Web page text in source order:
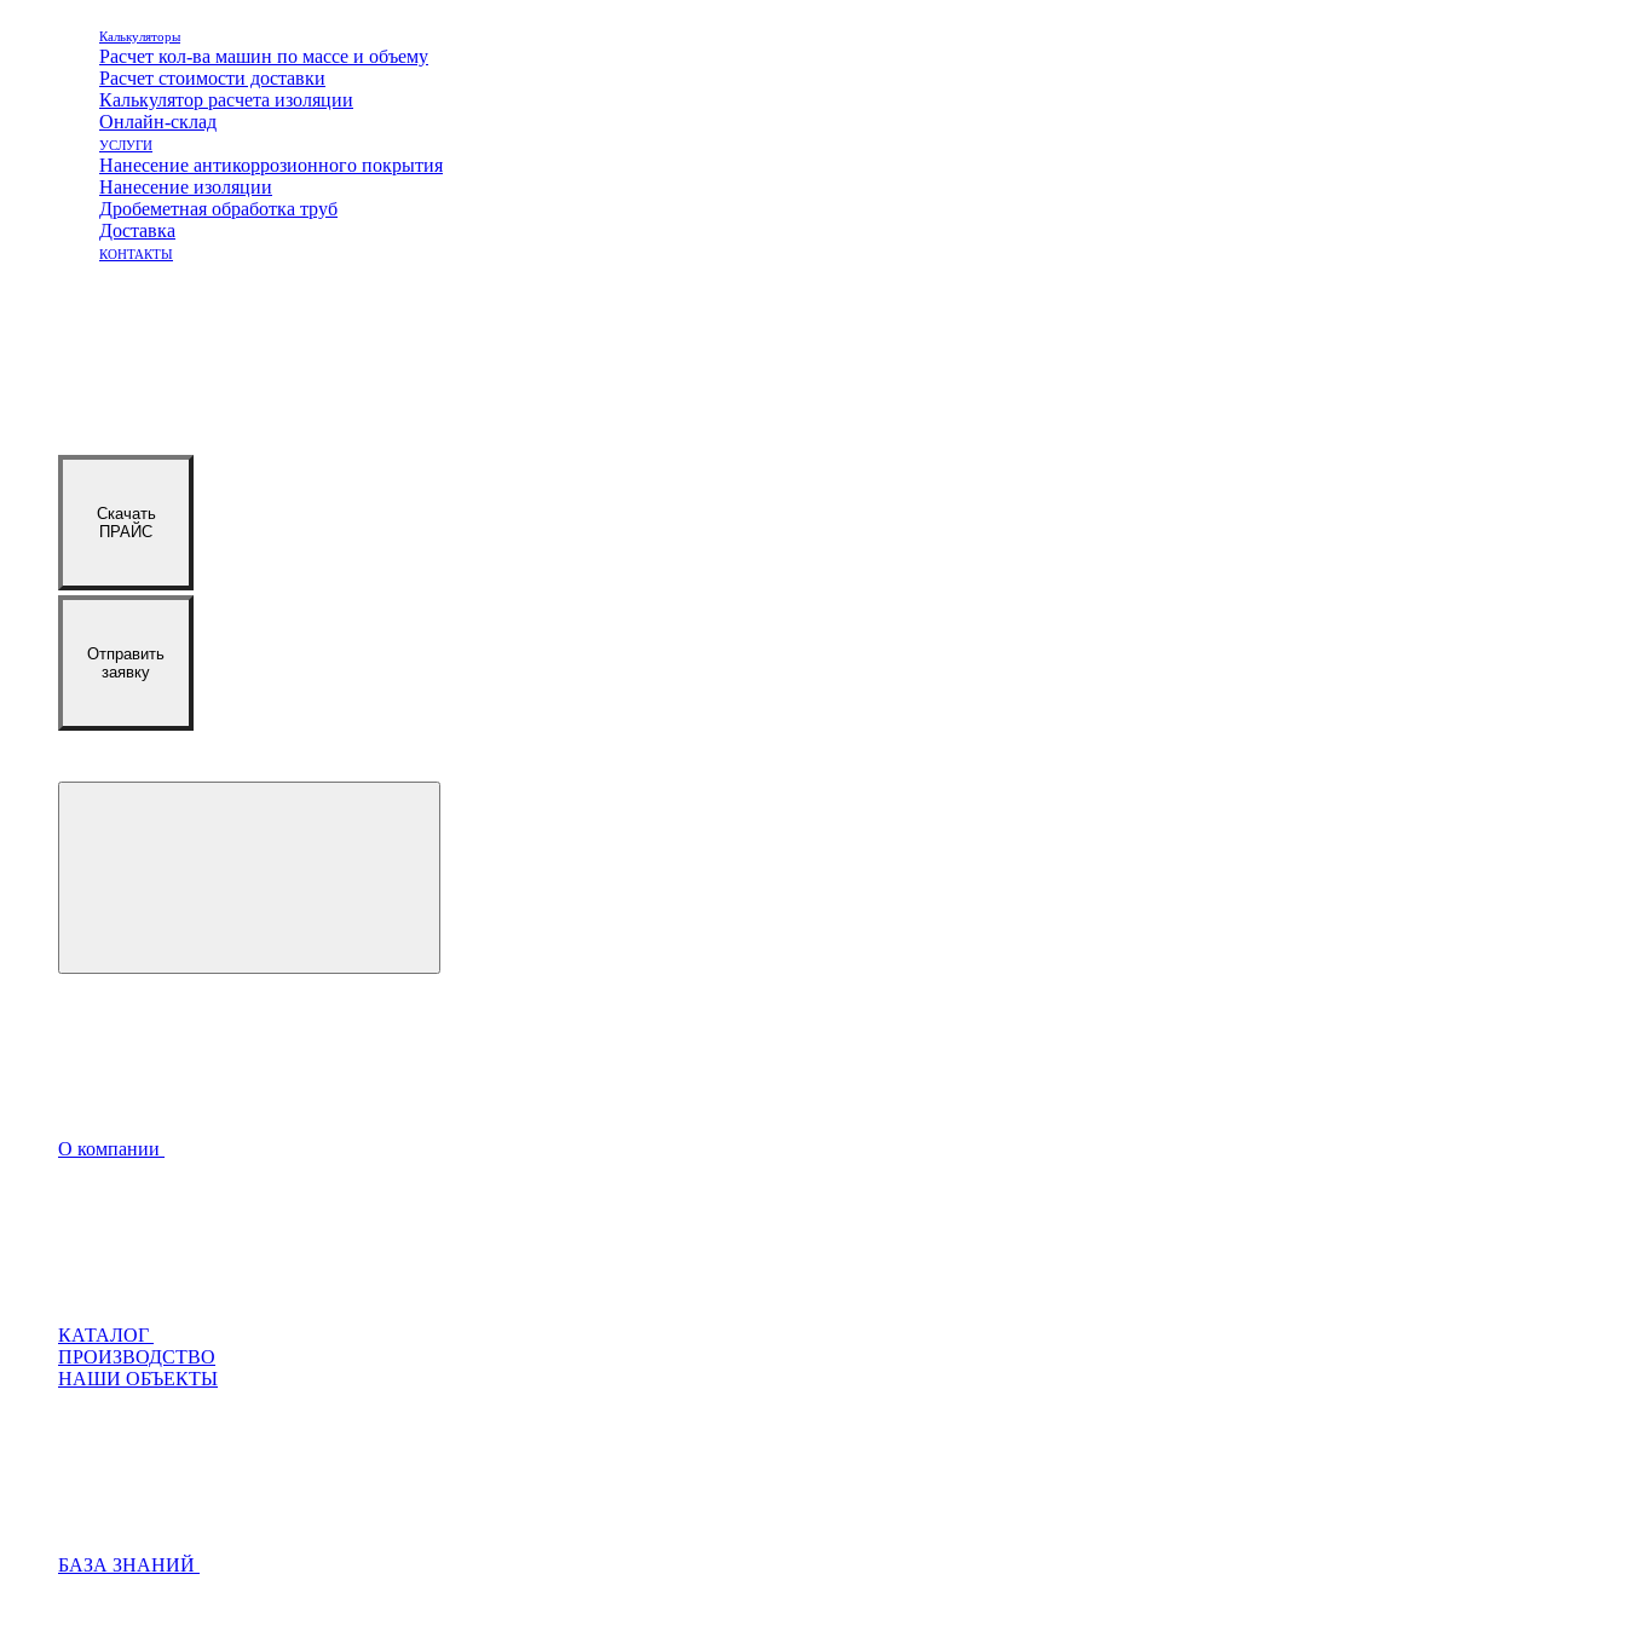
Калькуляторы
Расчет кол-ва машин по массе и объему
Расчет стоимости доставки
Калькулятор расчета изоляции
Онлайн-склад
УСЛУГИ
Нанесение антикоррозионного покрытия
Нанесение изоляции
Дробеметная обработка труб
Доставка
КОНТАКТЫ
Скачать
ПРАЙС
Отправить
заявку
О компании
КАТАЛОГ
ПРОИЗВОДСТВО
НАШИ ОБЪЕКТЫ
БАЗА ЗНАНИЙ